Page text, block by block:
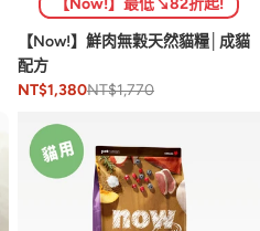
【Now!】鮮肉無穀天然貓糧│成貓
配方
NT$1,380NT$1,770